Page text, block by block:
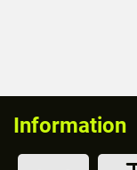
Information